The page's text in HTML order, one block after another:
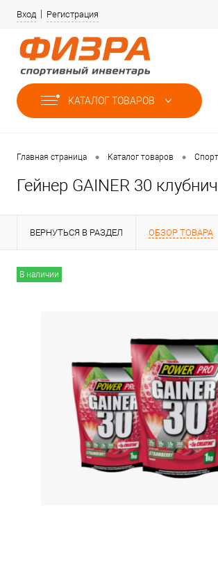
Вход Регистрация
КАТАЛОГ ТОВАРОВ
Главная страница • Каталог товаров •
Гейнер GAINER 30
ВЕРНУТЬСЯ В РАЗДЕЛ ОБЗОР ТОВАРА
В наличии